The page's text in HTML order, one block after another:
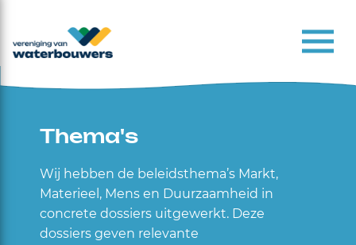
Thema's
Wij hebben de beleidsthema’s Markt,
Materieel, Mens en Duurzaamheid in
concrete dossiers uitgewerkt. Deze
dossiers geven relevante